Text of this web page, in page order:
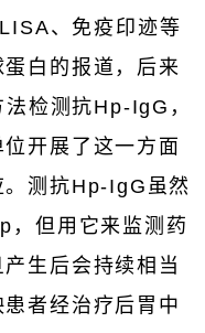
、免疫印迹等
白的报道，后来
检测抗Hp-IgG，
开展了这一方面
测抗Hp-IgG虽然
，但用它来监测药
生后会持续相当
者经治疗后胃中